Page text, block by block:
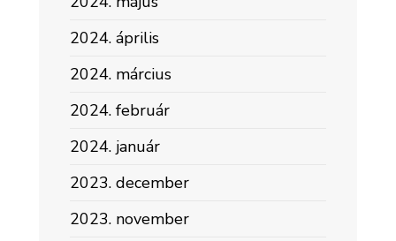
2024. április
2024. március
2024. február
2024. január
2023. december
2023. november